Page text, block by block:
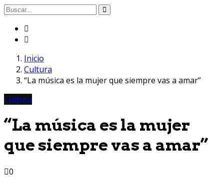
Inicio
Cultura
“La música es la mujer que siempre vas a amar”
Cultura
“La música es la mujer
que siempre vas a amar”
0